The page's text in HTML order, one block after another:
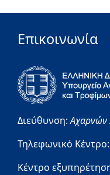
Επικοινωνία
Διεύθυνση:
Τηλεφωνικό Κέντρο:
Κέντρο